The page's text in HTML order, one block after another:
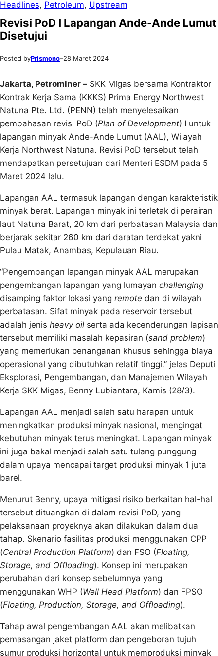
Headlines, Petroleum, Upstream
Revisi PoD I Lapangan Ande-Ande Lumut
Disetujui
Posted byPrismono–28 Maret 2024
Jakarta, Petrominer – SKK Migas bersama Kontraktor
Kontrak Kerja Sama (KKKS) Prima Energy Northwest
Natuna Pte. Ltd. (PENN) telah menyelesaikan
pembahasan revisi PoD (Plan of Development) I untuk
lapangan minyak Ande-Ande Lumut (AAL), Wilayah
Kerja Northwest Natuna. Revisi PoD tersebut telah
mendapatkan persetujuan dari Menteri ESDM pada 5
Maret 2024 lalu.
Lapangan AAL termasuk lapangan dengan karakteristik
minyak berat. Lapangan minyak ini terletak di perairan
laut Natuna Barat, 20 km dari perbatasan Malaysia dan
berjarak sekitar 260 km dari daratan terdekat yakni
Pulau Matak, Anambas, Kepulauan Riau.
“Pengembangan lapangan minyak AAL merupakan
pengembangan lapangan yang lumayan challenging
disamping faktor lokasi yang remote dan di wilayah
perbatasan. Sifat minyak pada reservoir tersebut
adalah jenis heavy oil serta ada kecenderungan lapisan
tersebut memiliki masalah kepasiran (sand problem)
yang memerlukan penanganan khusus sehingga biaya
operasional yang dibutuhkan relatif tinggi,” jelas Deputi
Eksplorasi, Pengembangan, dan Manajemen Wilayah
Kerja SKK Migas, Benny Lubiantara, Kamis (28/3).
Lapangan AAL menjadi salah satu harapan untuk
meningkatkan produksi minyak nasional, mengingat
kebutuhan minyak terus meningkat. Lapangan minyak
ini juga bakal menjadi salah satu tulang punggung
dalam upaya mencapai target produksi minyak 1 juta
barel.
Menurut Benny, upaya mitigasi risiko berkaitan hal-hal
tersebut dituangkan di dalam revisi PoD, yang
pelaksanaan proyeknya akan dilakukan dalam dua
tahap. Skenario fasilitas produksi menggunakan CPP
(Central Production Platform) dan FSO (Floating,
Storage, and Offloading). Konsep ini merupakan
perubahan dari konsep sebelumnya yang
menggunakan WHP (Well Head Platform) dan FPSO
(Floating, Production, Storage, and Offloading).
Tahap awal pengembangan AAL akan melibatkan
pemasangan jaket platform dan pengeboran tujuh
sumur produksi horizontal untuk memproduksi minyak